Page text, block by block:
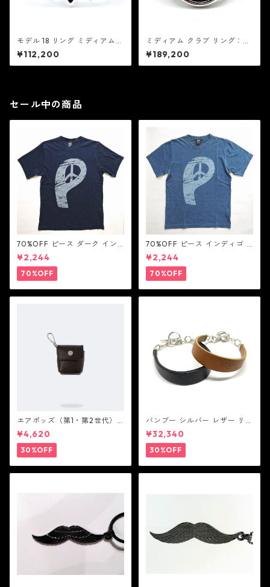
モデル 18 リング ミディアム：
Good Art HLYWD グッド ア
ート ハリウッド
¥112,200
ミディアム クラブ リング：G
ood Art HLYWD グッド アー
ト ハリウッド
¥189,200
セール中の商品
70%OFF ピース ダーク イン
ディゴ Tシャツ：LOVE N' PEA
CE N' ROCK ' ROLL ラブ ン
ピース ン ロック ン ロール
¥2,244
70%OFF
70%OFF ピース インディゴ T
シャツ：LOVE N' PEACE N' R
OCK ' ROLL ラブ ン ピース ン
ロック ン ロール
¥2,244
70%OFF
エアポッズ（第1・第2世代）
ポーチ：BANDOLIER バンド
リヤー
¥4,620
30%OFF
バンブー シルバー レザー リン
ク ステーション ブレスレッ
ト：JOHN HARDY ジョン ハ
ーディー
¥32,340
30%OFF